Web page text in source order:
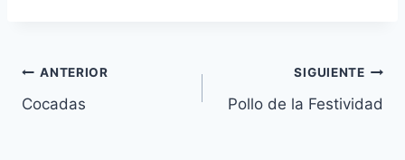
Navegación
de
ANTERIOR
Cocadas
SIGUIENTE
Pollo de la Festividad